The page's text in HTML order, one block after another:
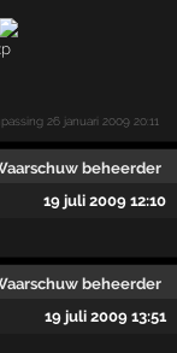
26 januari 2009 20:11
19 juli 2009 12:10
19 juli 2009 13:51